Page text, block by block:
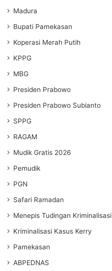
Madura
Bupati Pamekasan
Koperasi Merah Putih
KPPG
MBG
Presiden Prabowo
Presiden Prabowo Subianto
SPPG
RAGAM
Mudik Gratis 2026
Pemudik
PGN
Safari Ramadan
Menepis Tudingan Kriminalisasi
Kriminalisasi Kasus Kerry
Pamekasan
ABPEDNAS